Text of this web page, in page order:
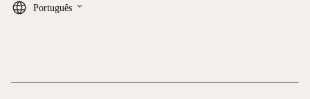
Português keyboard_arrow_down